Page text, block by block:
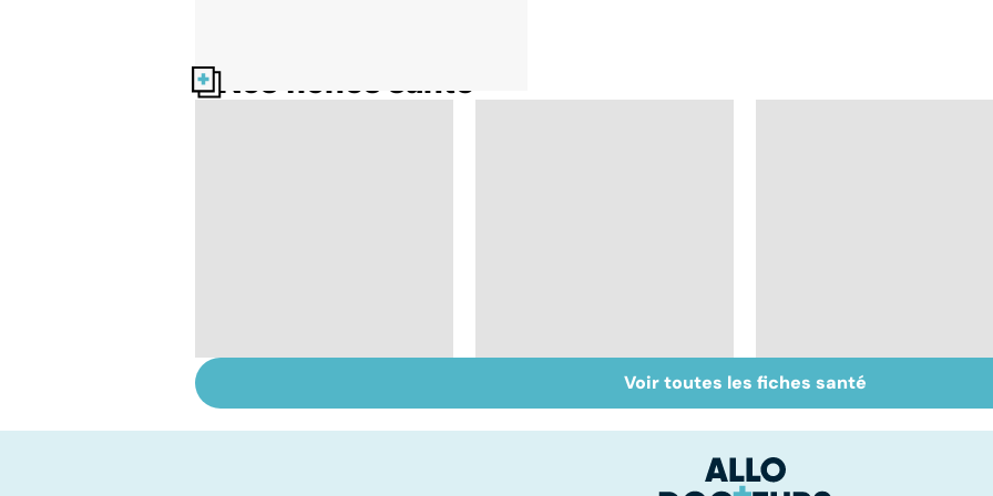
Nos fiches santé
les papillomavirus
Gynéco : un suivi
pour la vie
Prévenir et soigner
les IST
Voir toutes les fiches santé